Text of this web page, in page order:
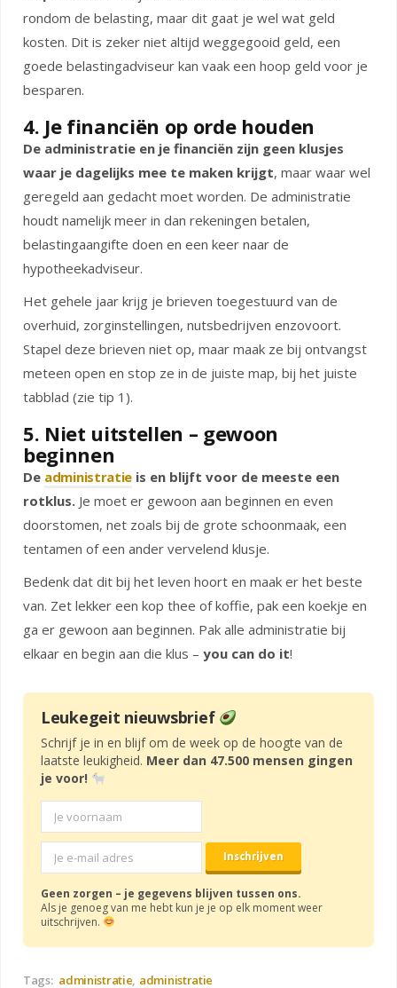
rondom de belasting, maar dit gaat je wel wat geld
kosten. Dit is zeker niet altijd weggegooid geld, een
goede belastingadviseur kan vaak een hoop geld voor je
besparen.
4. Je financiën op orde houden
De administratie en je financiën zijn geen klusjes
waar je dagelijks mee te maken krijgt, maar waar wel
geregeld aan gedacht moet worden. De administratie
houdt namelijk meer in dan rekeningen betalen,
belastingaangifte doen en een keer naar de
hypotheekadviseur.
Het gehele jaar krijg je brieven toegestuurd van de
overhuid, zorginstellingen, nutsbedrijven enzovoort.
Stapel deze brieven niet op, maar maak ze bij ontvangst
meteen open en stop ze in de juiste map, bij het juiste
tabblad (zie tip 1).
5. Niet uitstellen – gewoon
beginnen
De administratie is en blijft voor de meeste een
rotklus. Je moet er gewoon aan beginnen en even
doorstomen, net zoals bij de grote schoonmaak, een
tentamen of een ander vervelend klusje.
Bedenk dat dit bij het leven hoort en maak er het beste
van. Zet lekker een kop thee of koffie, pak een koekje en
ga er gewoon aan beginnen. Pak alle administratie bij
elkaar en begin aan die klus – you can do it!
Leukegeit nieuwsbrief
Schrijf je in en blijf om de week op de hoogte van de
laatste leukigheid. Meer dan 47.500 mensen gingen
je voor!
Geen zorgen – je gegevens blijven tussen ons.
Als je genoeg van me hebt kun je je op elk moment weer
uitschrijven.
Tags: administratie administratie